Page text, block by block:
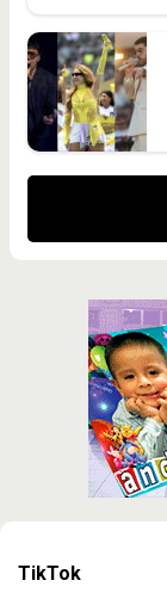
TikTok